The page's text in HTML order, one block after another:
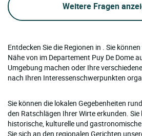
Weitere Fragen
Entdecken Sie die Regionen in . Sie
Nähe von im Departement Puy De Dome
Umgebung machen oder Ihre
nach Ihren Interessenschwerpunkten
Sie können die lokalen Gegebenheiten
den Ratschlägen Ihrer Wirte erkunden.
historische, kulturelle und
Sie sich an den regionalen Gerichten